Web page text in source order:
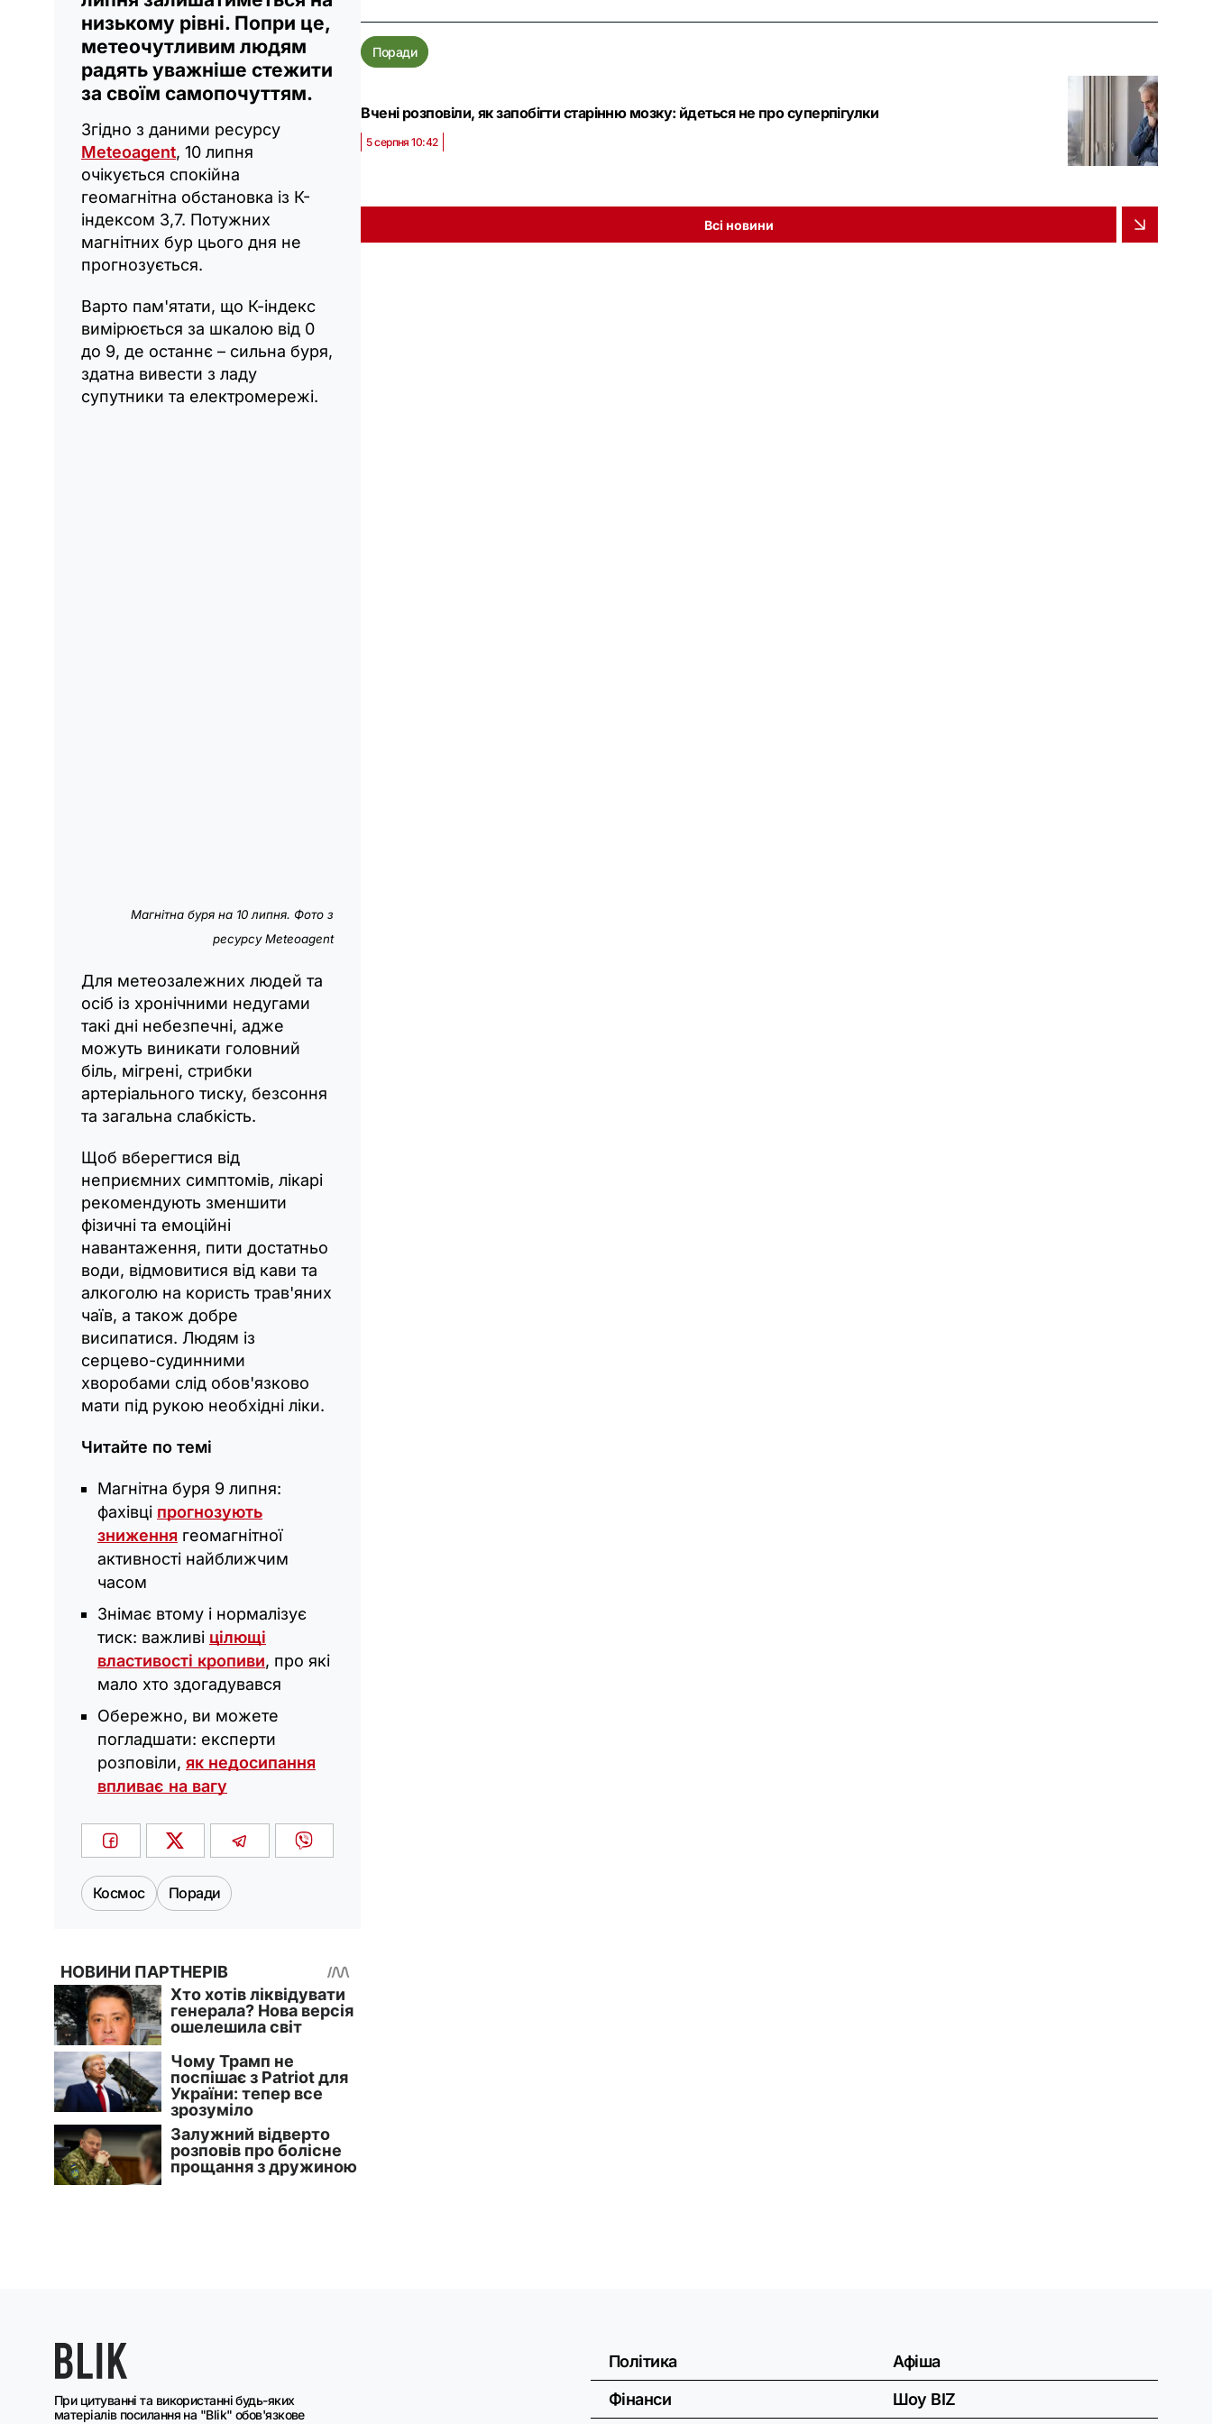
низькому рівні. Попри це,
метеочутливим людям
радять уважніше стежити
за своїм самопочуттям.
Згідно з даними ресурсу
Meteoagent, 10 липня
очікується спокійна
геомагнітна обстановка із К-
індексом 3,7. Потужних
магнітних бур цього дня не
прогнозується.
Варто пам'ятати, що К-індекс
вимірюється за шкалою від 0
до 9, де останнє – сильна буря,
здатна вивести з ладу
супутники та електромережі.
Магнітна буря на 10 липня. Фото з
ресурсу Meteoagent
Для метеозалежних людей та
осіб із хронічними недугами
такі дні небезпечні, адже
можуть виникати головний
біль, мігрені, стрибки
артеріального тиску, безсоння
та загальна слабкість.
Щоб вберегтися від
неприємних симптомів, лікарі
рекомендують зменшити
фізичні та емоційні
навантаження, пити достатньо
води, відмовитися від кави та
алкоголю на користь трав'яних
чаїв, а також добре
висипатися. Людям із
серцево-судинними
хворобами слід обов'язково
мати під рукою необхідні ліки.
Читайте по темі
Магнітна буря 9 липня:
фахівці прогнозують
зниження геомагнітної
активності найближчим
часом
Знімає втому і нормалізує
тиск: важливі цілющі
властивості кропиви, про які
мало хто здогадувався
Обережно, ви можете
погладшати: експерти
розповіли, як недосипання
впливає на вагу
Космос Поради
Поради
Вчені розповіли, як запобігти старінню мозку: йдеться не про суперпігулки
5 серпня 10:42
Всі новини
При цитуванні та використанні будь-яких
матеріалів посилання на "Blik" обов'язкове
Політика
Фінанси
Афіша
Шоу BIZ